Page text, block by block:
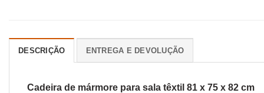
DESCRIÇÃO ENTREGA E DEVOLUÇÃO
Cadeira de mármore para sala têxtil 81 x 75 x 82 cm